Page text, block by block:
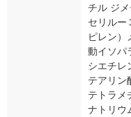
チル ジ
セリルー
ピレン）
動イソパ
シエチレ
テアリン
テトラメ
ナトリウ